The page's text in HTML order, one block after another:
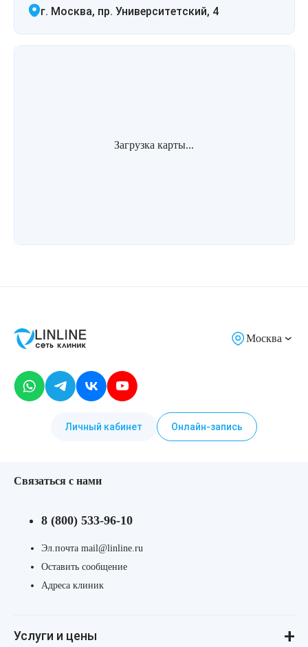
г. Москва, пр. Университетский, 4
Загрузка карты...
Москва
Личный кабинет Онлайн-запись
Связаться с нами
8 (800) 533-96-10
Эл.почта mail@linline.ru
Оставить сообщение
Адреса клиник
Услуги и цены
Консультации